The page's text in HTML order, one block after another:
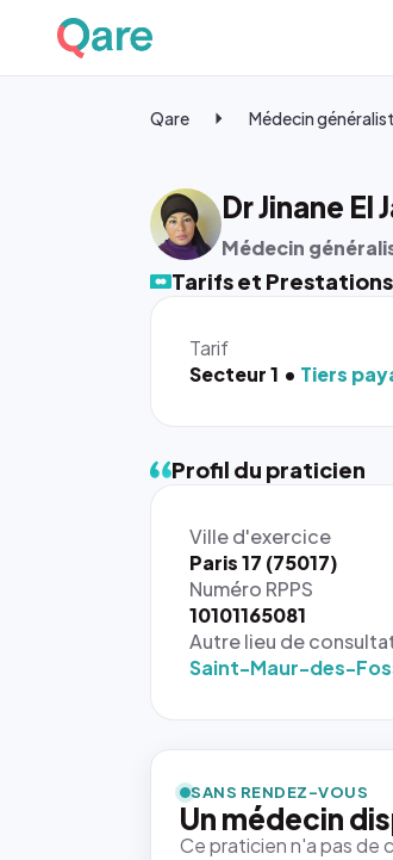
Qare Médecin
Dr Jinane El
Médecin
Tarifs et Prestations
Tarif
Secteur 1
Tiers
Profil du praticien
Ville d'exercice
Paris 17 (75017)
Numéro RPPS
10101165081
Autre lieu de
Saint-Maur-des-
SANS RENDEZ-VOUS
Un médecin
Ce praticien n'a pas de